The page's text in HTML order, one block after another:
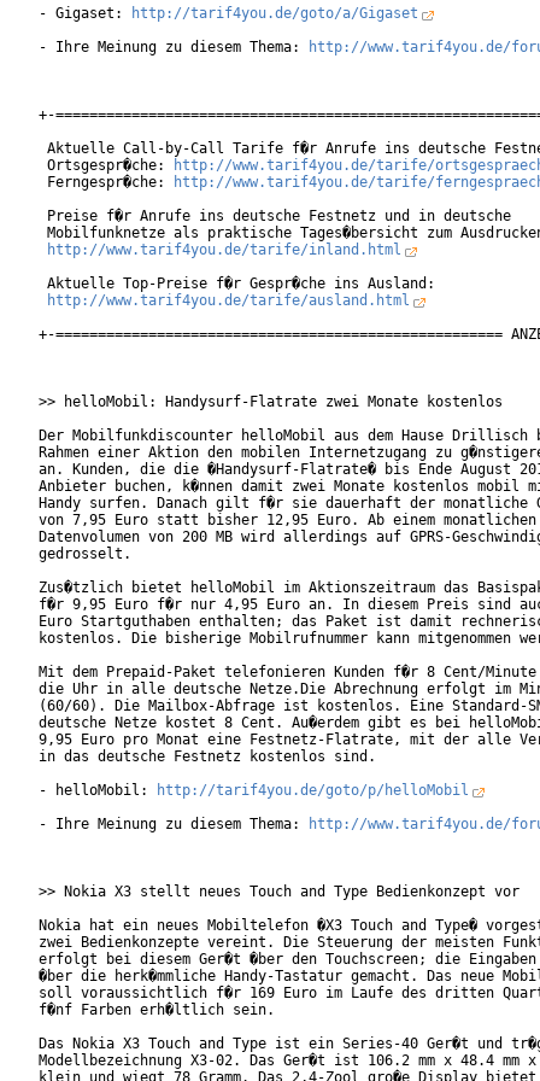
- Gigaset:
http://tarif4you.de/goto/a/Gigaset
- Ihre Meinung zu diesem Thema:
http://www.tarif4you.de/
+-
Aktuelle Call-by-Call Tarife f�r Anrufe ins deutsche
Ortsgespr�che:
http://www.tarif4you.de/tarife/
Ferngespr�che:
http://www.tarif4you.de/tarife/
Preise f�r Anrufe ins deutsche Festnetz und in deutsche
Mobilfunknetze als praktische Tages�bersicht zum
http://www.tarif4you.de/tarife/inland.html
Aktuelle Top-Preise f�r Gespr�che ins Ausland:
http://www.tarif4you.de/tarife/ausland.html
+-=====================================================
>> helloMobil: Handysurf-Flatrate zwei Monate kostenlos
Der Mobilfunkdiscounter helloMobil aus dem Hause
Rahmen einer Aktion den mobilen Internetzugang zu
an. Kunden, die die �Handysurf-Flatrate� bis Ende August
Anbieter buchen, k�nnen damit zwei Monate kostenlos mobil
Handy surfen. Danach gilt f�r sie dauerhaft der monatliche
von 7,95 Euro statt bisher 12,95 Euro. Ab einem monatlichen
Datenvolumen von 200 MB wird allerdings auf GPRS-
gedrosselt.
Zus�tzlich bietet helloMobil im Aktionszeitraum das
f�r 9,95 Euro f�r nur 4,95 Euro an. In diesem Preis sind
Euro Startguthaben enthalten; das Paket ist damit
kostenlos. Die bisherige Mobilrufnummer kann mitgenommen
Mit dem Prepaid-Paket telefonieren Kunden f�r 8 Cent/Minute
die Uhr in alle deutsche Netze.Die Abrechnung erfolgt im
(60/60). Die Mailbox-Abfrage ist kostenlos. Eine Standard-
deutsche Netze kostet 8 Cent. Au�erdem gibt es bei
9,95 Euro pro Monat eine Festnetz-Flatrate, mit der alle
in das deutsche Festnetz kostenlos sind.
- helloMobil:
http://tarif4you.de/goto/p/helloMobil
- Ihre Meinung zu diesem Thema:
http://www.tarif4you.de/
>> Nokia X3 stellt neues Touch and Type Bedienkonzept vor
Nokia hat ein neues Mobiltelefon �X3 Touch and Type�
zwei Bedienkonzepte vereint. Die Steuerung der meisten
erfolgt bei diesem Ger�t �ber den Touchscreen; die Eingaben
�ber die herk�mmliche Handy-Tastatur gemacht. Das neue
soll voraussichtlich f�r 169 Euro im Laufe des dritten
f�nf Farben erh�ltlich sein.
Das Nokia X3 Touch and Type ist ein Series-40 Ger�t und
Modellbezeichnung X3-02. Das Ger�t ist 106.2 mm x 48.4 mm x
klein und wiegt 78 Gramm. Das 2,4-Zool gro�e Display